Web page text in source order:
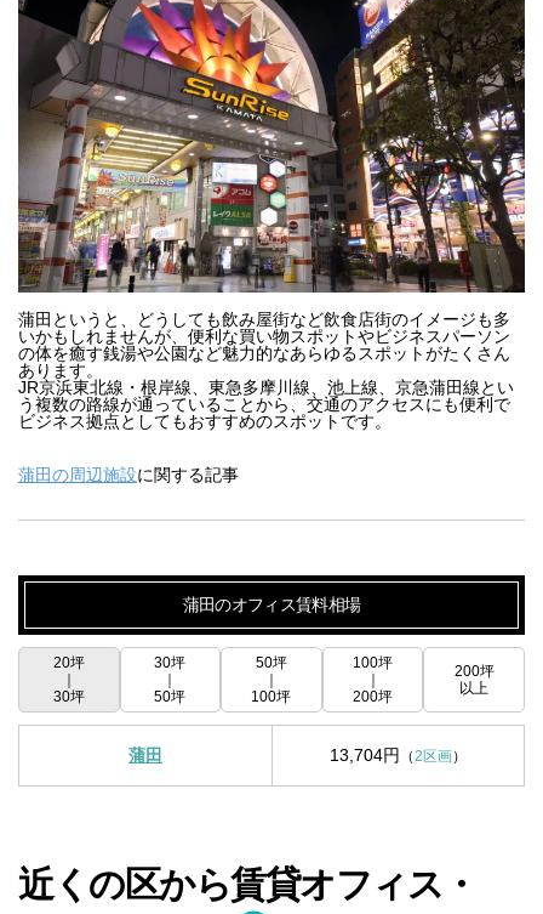
蒲田というと、どうしても飲み屋街など飲食店街のイメージも多
いかもしれませんが、便利な買い物スポットやビジネスパーソン
の体を癒す銭湯や公園など魅力的なあらゆるスポットがたくさん
あります。
JR京浜東北線・根岸線、東急多摩川線、池上線、京急蒲田線とい
う複数の路線が通っていることから、交通のアクセスにも便利で
ビジネス拠点としてもおすすめのスポットです。
蒲田の周辺施設に関する記事
蒲田のオフィス賃料相場
20坪
30坪
30坪
50坪
50坪
100坪
100坪
200坪
200坪
以上
蒲田 13,704円 （2区画）
近くの区から賃貸オフィス・